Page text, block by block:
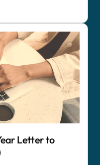
Letter to